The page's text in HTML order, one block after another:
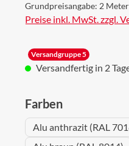
Grundpreisangabe: 2 Meter
Preise inkl. MwSt. zzgl.
Versandgruppe 5
Versandfertig in 2
Farbenauswählen
Alu anthrazit (RAL